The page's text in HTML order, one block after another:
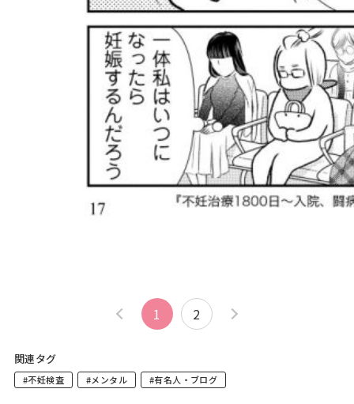
1 2
関連タグ
#不妊検査 #メンタル #有名人・ブログ